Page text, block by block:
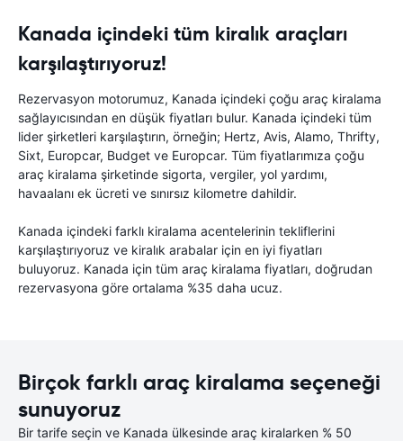
Kanada içindeki tüm kiralık araçları
karşılaştırıyoruz!
Rezervasyon motorumuz, Kanada içindeki çoğu araç kiralama
sağlayıcısından en düşük fiyatları bulur. Kanada içindeki tüm
lider şirketleri karşılaştırın, örneğin; Hertz, Avis, Alamo, Thrifty,
Sixt, Europcar, Budget ve Europcar. Tüm fiyatlarımıza çoğu
araç kiralama şirketinde sigorta, vergiler, yol yardımı,
havaalanı ek ücreti ve sınırsız kilometre dahildir.
Kanada içindeki farklı kiralama acentelerinin tekliflerini
karşılaştırıyoruz ve kiralık arabalar için en iyi fiyatları
buluyoruz. Kanada için tüm araç kiralama fiyatları, doğrudan
rezervasyona göre ortalama %35 daha ucuz.
Birçok farklı araç kiralama seçeneği
sunuyoruz
Bir tarife seçin ve Kanada ülkesinde araç kiralarken % 50